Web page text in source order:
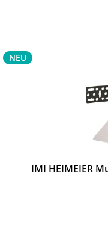
NEU
IMI HEIMEIER